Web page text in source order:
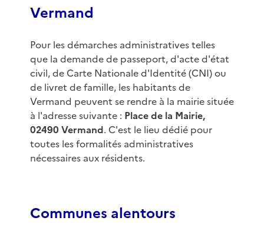
Vermand
Pour les démarches administratives telles
que la demande de passeport, d'acte d'état
civil, de Carte Nationale d'Identité (CNI) ou
de livret de famille, les habitants de
Vermand peuvent se rendre à la mairie située
à l'adresse suivante : Place de la Mairie,
02490 Vermand. C'est le lieu dédié pour
toutes les formalités administratives
nécessaires aux résidents.
Communes alentours